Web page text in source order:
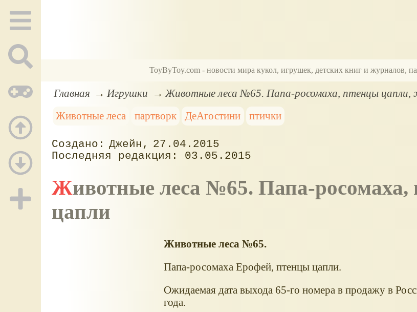
ToyByToy.com - новости мира кукол, игрушек, детских книг и журналов,
Главная Игрушки
Животные леса №65. Папа-росомаха, птенцы цапли,
Животные леса
партворк ДеАгостини птички
Джейн
27.04.2015
03.05.2015
Животные леса №65. Папа-росомаха, птенцы
цапли
Животные леса №65.
Папа-росомаха Ерофей, птенцы цапли.
Ожидаемая дата выхода 65-го номера в продажу в
года.